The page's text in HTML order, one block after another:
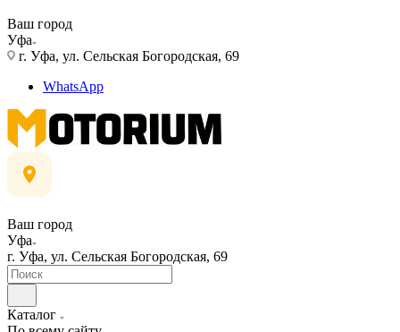
Ваш город
Уфа
г. Уфа, ул. Сельская Богородская, 69
WhatsApp
Ваш город
Уфа
г. Уфа, ул. Сельская Богородская, 69
Каталог